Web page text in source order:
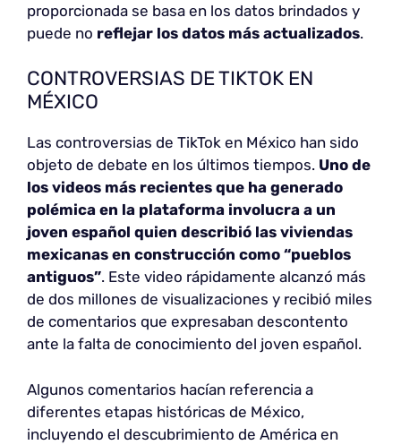
proporcionada se basa en los datos brindados y
puede no reflejar los datos más actualizados.
CONTROVERSIAS DE TIKTOK EN
MÉXICO
Las controversias de TikTok en México han sido
objeto de debate en los últimos tiempos. Uno de
los videos más recientes que ha generado
polémica en la plataforma involucra a un
joven español quien describió las viviendas
mexicanas en construcción como “pueblos
antiguos”. Este video rápidamente alcanzó más
de dos millones de visualizaciones y recibió miles
de comentarios que expresaban descontento
ante la falta de conocimiento del joven español.
Algunos comentarios hacían referencia a
diferentes etapas históricas de México,
incluyendo el descubrimiento de América en